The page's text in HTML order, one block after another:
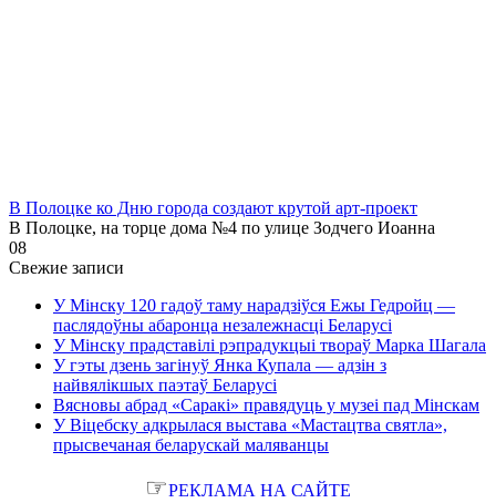
В Полоцке ко Дню города создают крутой арт-проект
В Полоцке, на торце дома №4 по улице Зодчего Иоанна
08
Свежие записи
У Мінску 120 гадоў таму нарадзіўся Ежы Гедройц —
паслядоўны абаронца незалежнасці Беларусі
У Мінску прадставілі рэпрадукцыі твораў Марка Шагала
У гэты дзень загінуў Янка Купала — адзін з
найвялікшых паэтаў Беларусі
Вясновы абрад «Саракі» правядуць у музеі пад Мінскам
У Віцебску адкрылася выстава «Мастацтва святла»,
прысвечаная беларускай маляванцы
☞РЕКЛАМА НА САЙТЕ